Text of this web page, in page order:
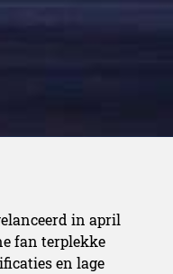
in april
fan terplekke
en lage